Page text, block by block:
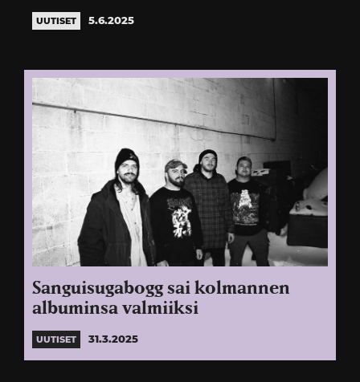
UUTISET 5.6.2025
Sanguisugabogg sai kolmannen
albuminsa valmiiksi
UUTISET 31.3.2025